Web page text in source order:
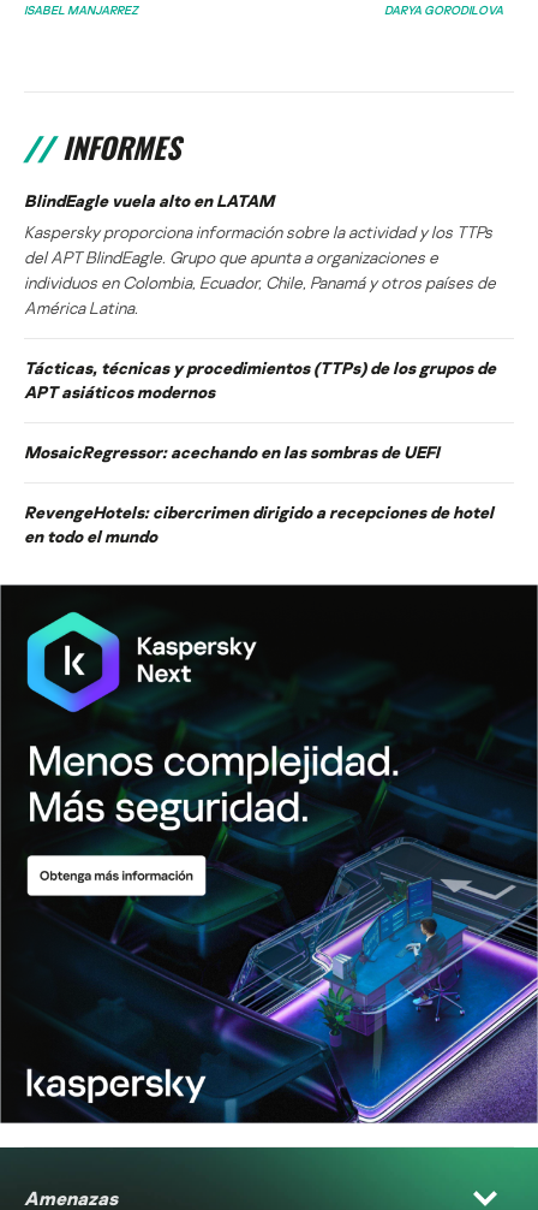
ISABEL MANJARREZ
DARYA GORODILOVA
INFORMES
BlindEagle vuela alto en LATAM
Kaspersky proporciona información sobre la actividad y los TTPs
del APT BlindEagle. Grupo que apunta a organizaciones e
individuos en Colombia, Ecuador, Chile, Panamá y otros países de
América Latina.
Tácticas, técnicas y procedimientos (TTPs) de los grupos de
APT asiáticos modernos
MosaicRegressor: acechando en las sombras de UEFI
RevengeHotels: cibercrimen dirigido a recepciones de hotel
en todo el mundo
Amenazas